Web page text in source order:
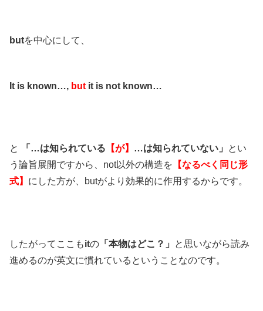
butを中心にして、
It is known…, but it is not known…
と 「…は知られている 【が】 …は知られていない」
とい
う論旨展開ですから、not以外の構造を 【なるべく同じ形
式】 にした方が、butがより効果的に作用するからです。
したがってここもitの 「本物はどこ？」
と思いながら読み
進めるのが英文に慣れているということなのです。